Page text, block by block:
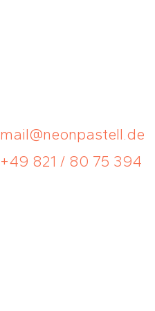
mail@neonpastell.de
+49 821 / 80 75 394